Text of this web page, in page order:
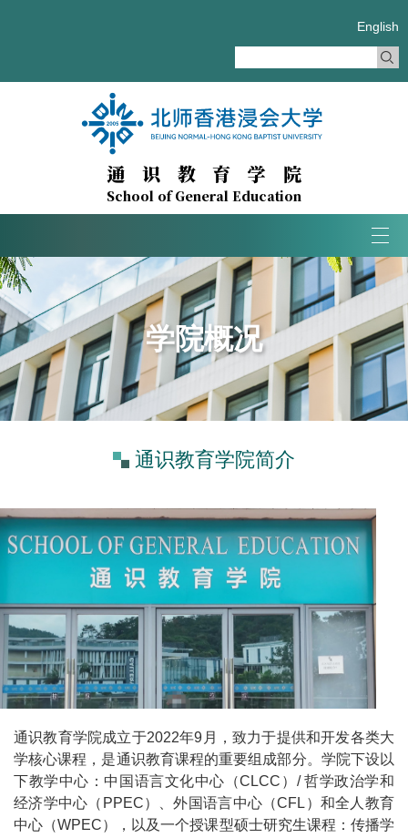
通识教育学院
School of General Education
English
学院概况
通识教育学院简介
通识教育学院成立于2022年9月，致力于提供和开发各类大
学核心课程，是通识教育课程的重要组成部分。学院下设以
下教学中心：中国语言文化中心（CLCC）/ 哲学政治学和
经济学中心（PPEC）、外国语言中心（CFL）和全人教育
中心（WPEC），以及一个授课型硕士研究生课程：传播学